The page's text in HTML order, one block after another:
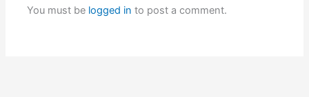
You must be logged in to post a comment.